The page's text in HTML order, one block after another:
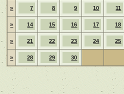
» 7 8 9 10 11
» 14 15 16 17 18
» 21 22 23 24 25
» 28 29 30